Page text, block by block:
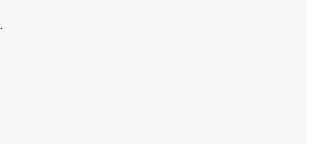
قبل تأكيد التحويل حتى تعرف بالضبط ما ستدفعه. تعني رسومنا المنخفضة المزيد من التوفير لك.